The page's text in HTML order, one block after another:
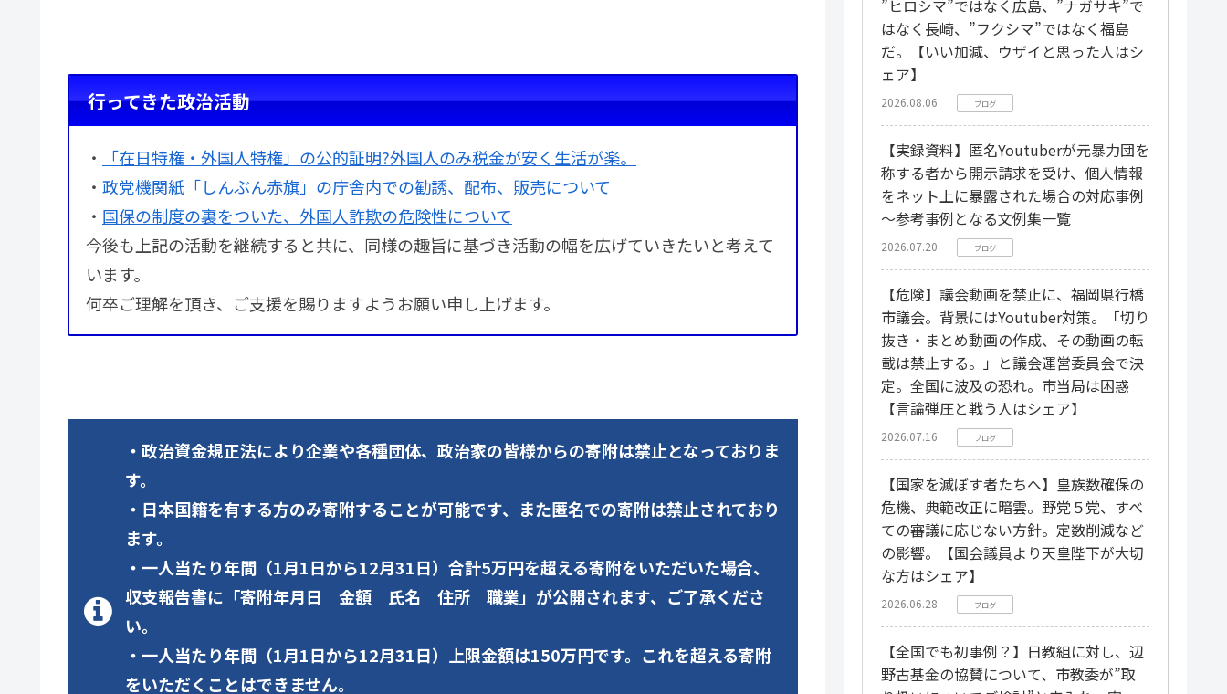
行ってきた政治活動
・
「在日特権・外国人特権」の公的証明?外国人のみ税金が安く生活が楽。
・ 政党機関紙「しんぶん赤旗」の庁舎内での勧誘、配布、販売について
・ 国保の制度の裏をついた、外国人詐欺の危険性について
今後も上記の活動を継続すると共に、同様の趣旨に基づき活動の幅を広げていきたいと考えて
います。
何卒ご理解を頂き、ご支援を賜りますようお願い申し上げます。
・政治資金規正法により企業や各種団体、政治家の皆様からの寄附は禁止となっておりま
す。
・日本国籍を有する方のみ寄附することが可能です、また匿名での寄附は禁止されており
ます。
・一人当たり年間（1月1日から12月31日）合計5万円を超える寄附をいただいた場合、
収支報告書に「寄附年月日 金額 氏名 住所 職業」が公開されます、ご了承くださ
い。
・一人当たり年間（1月1日から12月31日）上限金額は150万円です。これを超える寄附
をいただくことはできません。
”ヒロシマ”ではなく広島、”ナガサキ”で
はなく長崎、”フクシマ”ではなく福島
だ。【いい加減、ウザイと思った人はシ
ェア】
2026.08.06 ブログ
【実録資料】匿名Youtuberが元暴力団を
称する者から開示請求を受け、個人情報
をネット上に暴露された場合の対応事例
～参考事例となる文例集一覧
2026.07.20 ブログ
【危険】議会動画を禁止に、福岡県行橋
市議会。背景にはYoutuber対策。「切り
抜き・まとめ動画の作成、その動画の転
載は禁止する。」と議会運営委員会で決
定。全国に波及の恐れ。市当局は困惑
【言論弾圧と戦う人はシェア】
2026.07.16 ブログ
【国家を滅ぼす者たちへ】皇族数確保の
危機、典範改正に暗雲。野党５党、すべ
ての審議に応じない方針。定数削減など
の影響。【国会議員より天皇陛下が大切
な方はシェア】
2026.06.28 ブログ
【全国でも初事例？】日教組に対し、辺
野古基金の協賛について、市教委が”取